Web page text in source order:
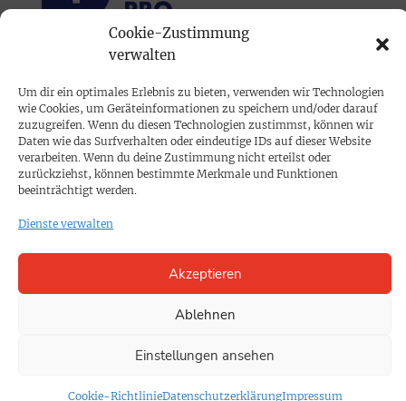
Cookie-Zustimmung
verwalten
Um dir ein optimales Erlebnis zu bieten, verwenden wir Technologien
wie Cookies, um Geräteinformationen zu speichern und/oder darauf
zuzugreifen. Wenn du diesen Technologien zustimmst, können wir
Daten wie das Surfverhalten oder eindeutige IDs auf dieser Website
verarbeiten. Wenn du deine Zustimmung nicht erteilst oder
zurückziehst, können bestimmte Merkmale und Funktionen
beeinträchtigt werden.
Dienste verwalten
Akzeptieren
Ablehnen
Einstellungen ansehen
Cookie-RichtlinieDatenschutzerklärungImpressum
Mediadaten
PROKOMPAKT
Impressum
Cookie-Richtlinie